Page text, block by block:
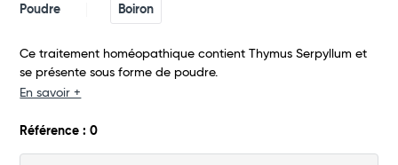
Total
Poudre Boiron
Ce traitement homéopathique contient Thymus Serpyllum et
se présente sous forme de poudre.
En savoir +
Référence : 0